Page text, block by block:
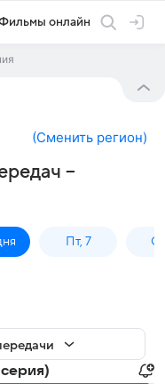
онлайн
(Сменить регион)
–
Пт, 7